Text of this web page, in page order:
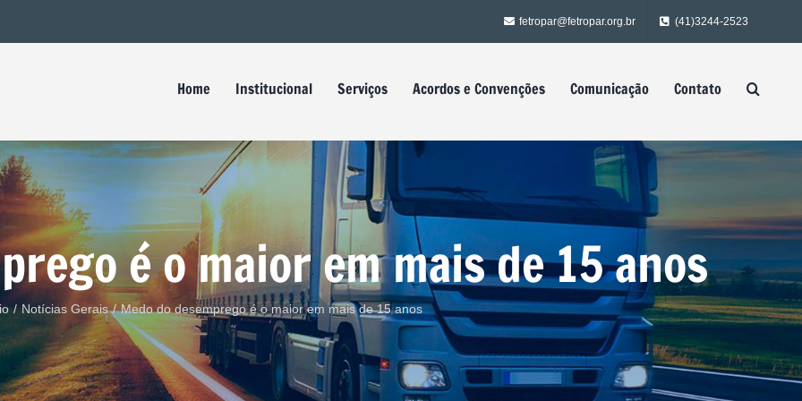
fetropar@fetropar.org.br (41)3244-2523
para:
Home Institucional Serviços Acordos e Convenções Comunicação Contato
é o maior em mais de 15 anos
/ Notícias Gerais / Medo do desemprego é o maior em mais de 15 anos